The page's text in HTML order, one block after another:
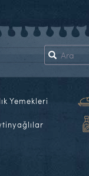
Yemekleri